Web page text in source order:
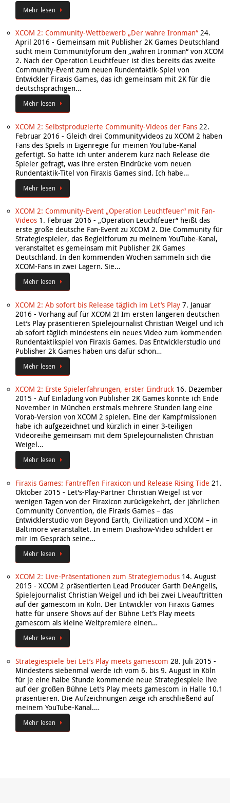
Mehr lesen
XCOM 2: Community-Wettbewerb „Der wahre Ironman“ 24.
April 2016 - Gemeinsam mit Publisher 2K Games Deutschland
sucht mein Communityforum den „wahren Ironman“ von XCOM
2. Nach der Operation Leuchtfeuer ist dies bereits das zweite
Community-Event zum neuen Rundentaktik-Spiel von
Entwickler Firaxis Games, das ich gemeinsam mit 2K für die
deutschsprachigen…
Mehr lesen
XCOM 2: Selbstproduzierte Community-Videos der Fans 22.
Februar 2016 - Gleich drei Communityvideos zu XCOM 2 haben
Fans des Spiels in Eigenregie für meinen YouTube-Kanal
gefertigt. So hatte ich unter anderem kurz nach Release die
Spieler gefragt, was ihre ersten Eindrücke vom neuen
Rundentaktik-Titel von Firaxis Games sind. Ich habe…
Mehr lesen
XCOM 2: Community-Event „Operation Leuchtfeuer“ mit Fan-
Videos 1. Februar 2016 - „Operation Leuchtfeuer“ heißt das
erste große deutsche Fan-Event zu XCOM 2. Die Community für
Strategiespieler, das Begleitforum zu meinem YouTube-Kanal,
veranstaltet es gemeinsam mit Publisher 2K Games
Deutschland. In den kommenden Wochen sammeln sich die
XCOM-Fans in zwei Lagern. Sie…
Mehr lesen
XCOM 2: Ab sofort bis Release täglich im Let’s Play 7. Januar
2016 - Vorhang auf für XCOM 2! Im ersten längeren deutschen
Let’s Play präsentieren Spielejournalist Christian Weigel und ich
ab sofort täglich mindestens ein neues Video zum kommenden
Rundentaktikspiel von Firaxis Games. Das Entwicklerstudio und
Publisher 2k Games haben uns dafür schon…
Mehr lesen
XCOM 2: Erste Spielerfahrungen, erster Eindruck 16. Dezember
2015 - Auf Einladung von Publisher 2K Games konnte ich Ende
November in München erstmals mehrere Stunden lang eine
Vorab-Version von XCOM 2 spielen. Eine der Kampfmissionen
habe ich aufgezeichnet und kürzlich in einer 3-teiligen
Videoreihe gemeinsam mit dem Spielejournalisten Christian
Weigel…
Mehr lesen
Firaxis Games: Fantreffen Firaxicon und Release Rising Tide 21.
Oktober 2015 - Let’s-Play-Partner Christian Weigel ist vor
wenigen Tagen von der Firaxicon zurückgekehrt, der jährlichen
Community Convention, die Firaxis Games – das
Entwicklerstudio von Beyond Earth, Civilization und XCOM – in
Baltimore veranstaltet. In einem Diashow-Video schildert er
mir im Gespräch seine…
Mehr lesen
XCOM 2: Live-Präsentationen zum Strategiemodus 14. August
2015 - XCOM 2 präsentierten Lead Producer Garth DeAngelis,
Spielejournalist Christian Weigel und ich bei zwei Liveauftritten
auf der gamescom in Köln. Der Entwickler von Firaxis Games
hatte für unsere Shows auf der Bühne Let’s Play meets
gamescom als kleine Weltpremiere einen…
Mehr lesen
Strategiespiele bei Let’s Play meets gamescom 28. Juli 2015 -
Mindestens siebenmal werde ich vom 6. bis 9. August in Köln
für je eine halbe Stunde kommende neue Strategiespiele live
auf der großen Bühne Let’s Play meets gamescom in Halle 10.1
präsentieren. Die Aufzeichnungen zeige ich anschließend auf
meinem YouTube-Kanal.…
Mehr lesen